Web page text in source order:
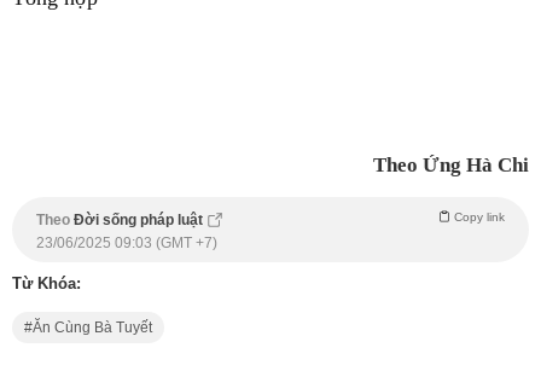
Theo Ứng Hà Chi
Theo Đời sống pháp luật Copy link
23/06/2025 09:03 (GMT +7)
Từ Khóa:
Ăn Cùng Bà Tuyết